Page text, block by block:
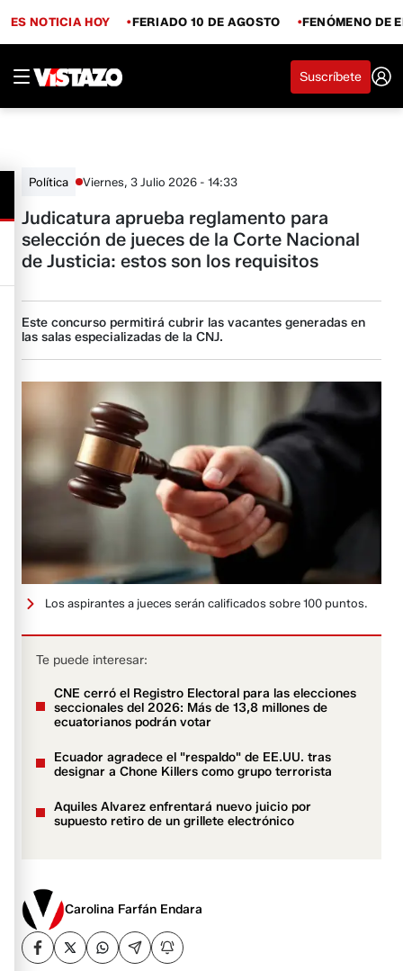
ES NOTICIA HOY FERIADO 10 DE AGOSTO FENÓMENO DE
Suscríbete
Política Viernes, 3 Julio 2026 - 14:33
Judicatura aprueba reglamento para
selección de jueces de la Corte Nacional
de Justicia: estos son los requisitos
Este concurso permitirá cubrir las vacantes generadas en
las salas especializadas de la CNJ.
Los aspirantes a jueces serán calificados sobre 100 puntos.
Te puede interesar:
CNE cerró el Registro Electoral para las elecciones
seccionales del 2026: Más de 13,8 millones de
ecuatorianos podrán votar
Ecuador agradece el "respaldo" de EE.UU. tras
designar a Chone Killers como grupo terrorista
Aquiles Alvarez enfrentará nuevo juicio por
supuesto retiro de un grillete electrónico
Carolina Farfán Endara